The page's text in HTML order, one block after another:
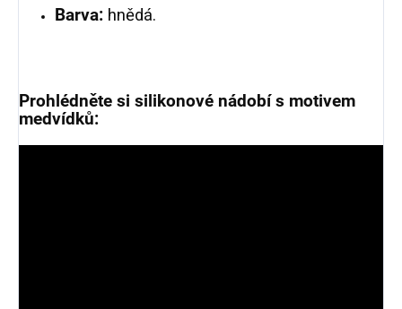
Barva: hnědá.
Prohlédněte si silikonové nádobí s motivem
medvídků: